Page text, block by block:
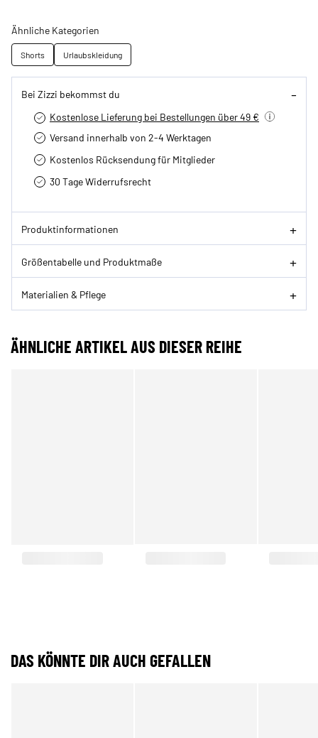
Ähnliche Kategorien
Shorts Urlaubskleidung
Bei Zizzi bekommst du
Kostenlose Lieferung bei Bestellungen über 49 €
Versand innerhalb von 2-4 Werktagen
Kostenlos Rücksendung für Mitglieder
30 Tage Widerrufsrecht
Produktinformationen
Größentabelle und Produktmaße
Materialien & Pflege
ÄHNLICHE ARTIKEL AUS DIESER REIHE
DAS KÖNNTE DIR AUCH GEFALLEN